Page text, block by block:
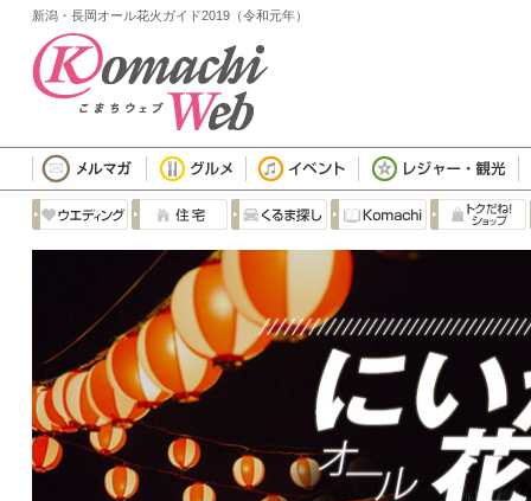
新潟・長岡オール花火ガイド2019（令和元年）